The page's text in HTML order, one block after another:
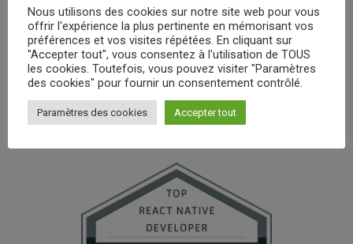
Cross Street, Singapour 058357
info@dstrict11.com
Nous utilisons des cookies sur notre site web pour vous
offrir l'expérience la plus pertinente en mémorisant vos
préférences et vos visites répétées. En cliquant sur
"Accepter tout", vous consentez à l'utilisation de TOUS
les cookies. Toutefois, vous pouvez visiter "Paramètres
des cookies" pour fournir un consentement contrôlé.
Paramètres des cookies Accepter tout